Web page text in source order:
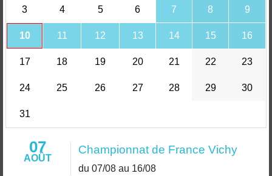
3 4 5 6 7 8 9
10 11 12 13 14 15 16
17 18 19 20 21 22 23
24 25 26 27 28 29 30
31
07
AOÛT
Championnat de France Vichy
du 07/08 au 16/08